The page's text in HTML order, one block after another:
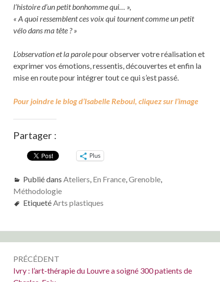
l’histoire d’un petit bonhomme qui… »,
« A quoi ressemblent ces voix qui tournent comme un petit
vélo dans ma tête ? »
L’observation et la parolepour observer votre réalisation et
exprimer vos émotions, ressentis, découvertes et enfin la
mise en route pour intégrer tout ce qui s’est passé.
Pour joindre le blog d’Isabelle Reboul, cliquez sur l’image
Partager :
Plus
Publié dans Ateliers En France, Grenoble,
Méthodologie
Etiqueté Arts plastiques
Navigation
de
PRÉCÉDENT
Précédent :
Ivry : l’art-thérapie du Louvre a soigné 300 patients de